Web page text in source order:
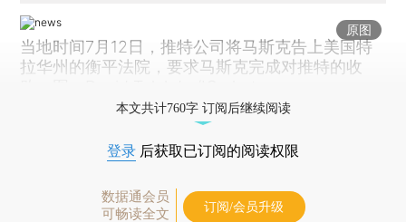
原图
当地时间7月12日，推特公司将马斯克告上美国特
拉华州的衡平法院，要求马斯克完成对推特的收
本文共计760字 订阅后继续阅读
登录 后获取已订阅的阅读权限
数据通会员
可畅读全文
订阅/会员升级